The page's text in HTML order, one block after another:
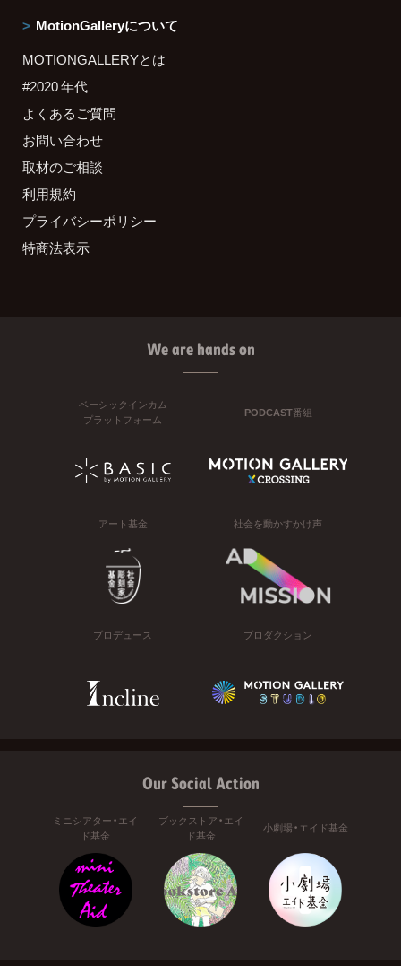
MotionGalleryについて
MOTIONGALLERYとは
#2020 年代
よくあるご質問
お問い合わせ
取材のご相談
利用規約
プライバシーポリシー
特商法表示
We are hands on
ベーシックインカム
プラットフォーム
PODCAST番組
アート基金 社会を動かすかけ声
プロデュース プロダクション
Our Social Action
ミニシアター・エイ
ド基金
ブックストア・エイ
ド基金
小劇場・エイド基金